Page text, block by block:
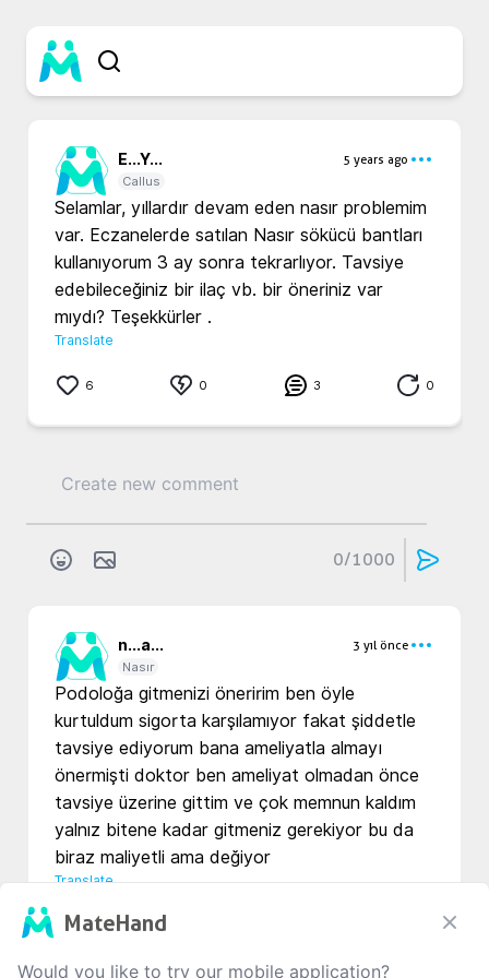
E...Y...
5 years ago
Callus
Selamlar, yıllardır devam eden nasır problemim
var. Eczanelerde satılan Nasır sökücü bantları
kullanıyorum 3 ay sonra tekrarlıyor. Tavsiye
edebileceğiniz bir ilaç vb. bir öneriniz var
mıydı? Teşekkürler .
Translate
6 0 3 0
0/1000
n...a...
3 yıl önce
Nasır
Podoloğa gitmenizi öneririm ben öyle
kurtuldum sigorta karşılamıyor fakat şiddetle
tavsiye ediyorum bana ameliyatla almayı
önermişti doktor ben ameliyat olmadan önce
tavsiye üzerine gittim ve çok memnun kaldım
yalnız bitene kadar gitmeniz gerekiyor bu da
biraz maliyetli ama değiyor
Translate
0
MateHand
Would you like to try our mobile application?